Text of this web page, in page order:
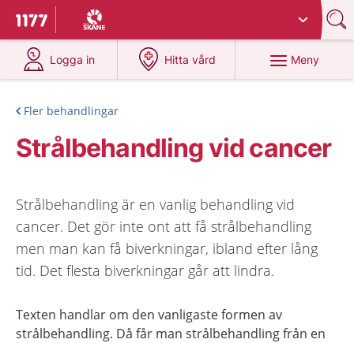
Till startsidan för 1177
Du har valt region
Logga in
på 1177.se
Hitta vård
på 1177.se
Meny
Fler behandlingar
Strålbehandling vid cancer
Strålbehandling är en vanlig behandling vid
cancer. Det gör inte ont att få strålbehandling
men man kan få biverkningar, ibland efter lång
tid. Det flesta biverkningar går att lindra.
Texten handlar om den vanligaste formen av
strålbehandling. Då får man strålbehandling från en